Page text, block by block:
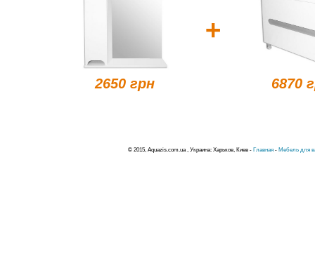
2650 грн
+
6870
© 2015, Aquazis.com.ua , Украина: Харьков, Киев - Главная- Мебель для